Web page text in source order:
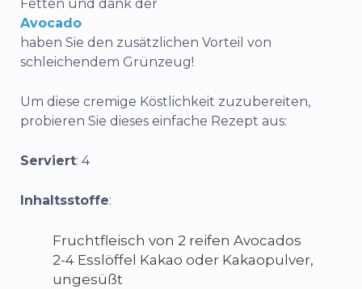
Fetten und dank der
Avocado
haben Sie den zusätzlichen Vorteil von
schleichendem Grünzeug!
Um diese cremige Köstlichkeit zuzubereiten,
probieren Sie dieses einfache Rezept aus:
Serviert: 4
Inhaltsstoffe:
Fruchtfleisch von 2 reifen Avocados
2-4 Esslöffel Kakao oder Kakaopulver,
ungesüßt